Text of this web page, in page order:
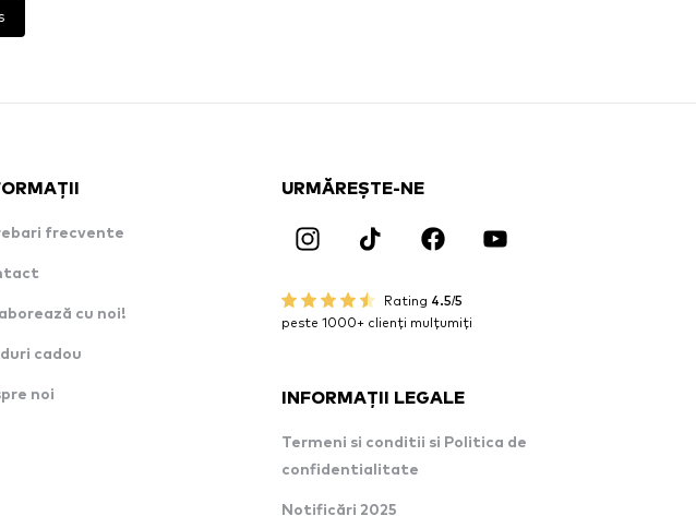
frecvente
cu noi!
cadou
noi
URMĂREȘTE-NE
Rating 4.5/5
peste 1000+ clienți mulțumiți
INFORMAȚII LEGALE
Termeni si conditii si Politica de
confidentialitate
Notificări 2025